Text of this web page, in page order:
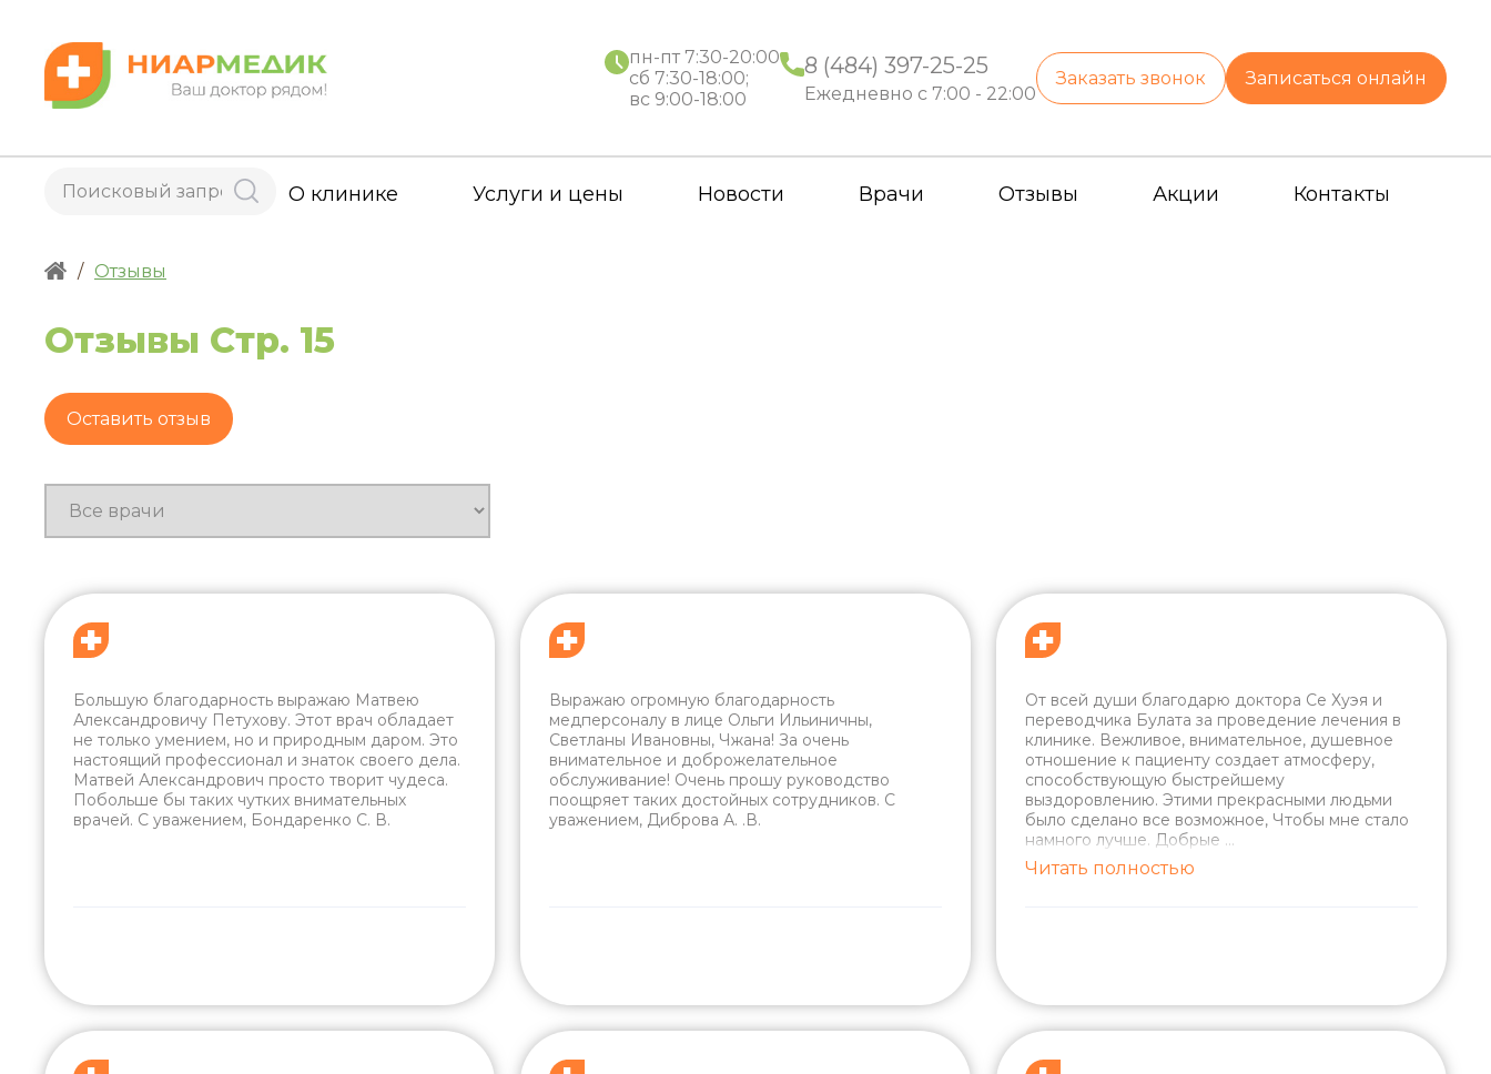
пн-пт 7:30-20:00
сб 7:30-18:00;
вс 9:00-18:00
8 (484) 397-25-25
Ежедневно с 7:00 - 22:00
Заказать звонок Записаться онлайн
О клинике Услуги и цены Новости Врачи Отзывы Акции Контакты
/ Отзывы
Отзывы Стр. 15
Оставить отзыв
Большую благодарность выражаю Матвею
Александровичу Петухову. Этот врач обладает
не только умением, но и природным даром. Это
настоящий профессионал и знаток своего дела.
Матвей Александрович просто творит чудеса.
Побольше бы таких чутких внимательных
врачей. С уважением, Бондаренко С. В.
Выражаю огромную благодарность
медперсоналу в лице Ольги Ильиничны,
Светланы Ивановны, Чжана! За очень
внимательное и доброжелательное
обслуживание! Очень прошу руководство
поощряет таких достойных сотрудников. С
уважением, Диброва А. .В.
От всей души благодарю доктора Се Хуэя и
переводчика Булата за проведение лечения в
клинике. Вежливое, внимательное, душевное
отношение к пациенту создает атмосферу,
способствующую быстрейшему
выздоровлению. Этими прекрасными людьми
было сделано все возможное, Чтобы мне стало
намного лучше. Добрые ...
Читать полностью